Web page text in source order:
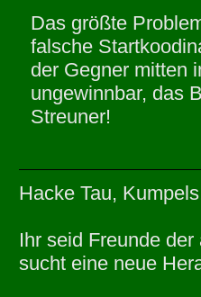
Das größte
falsche
der Gegner mitten
ungewinnbar, das
Streuner!
Hacke Tau,
Ihr seid Freunde
sucht eine neue